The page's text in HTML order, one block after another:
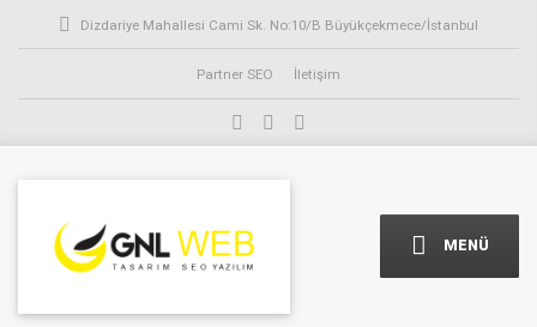
Dizdariye Mahallesi Cami Sk. No:10/B Büyükçekmece/İstanbul
Partner SEO İletişim
MENÜ